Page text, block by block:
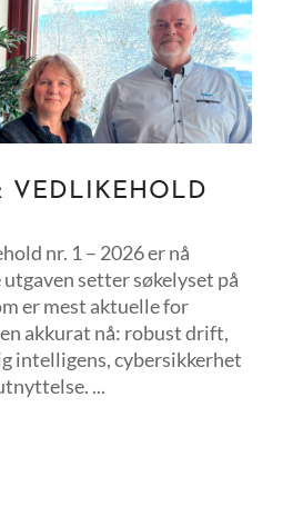
VEDLIKEHOLD
nr. 1 – 2026 er nå
setter søkelyset på
er mest aktuelle for
akkurat nå: robust drift,
intelligens, cybersikkerhet
...